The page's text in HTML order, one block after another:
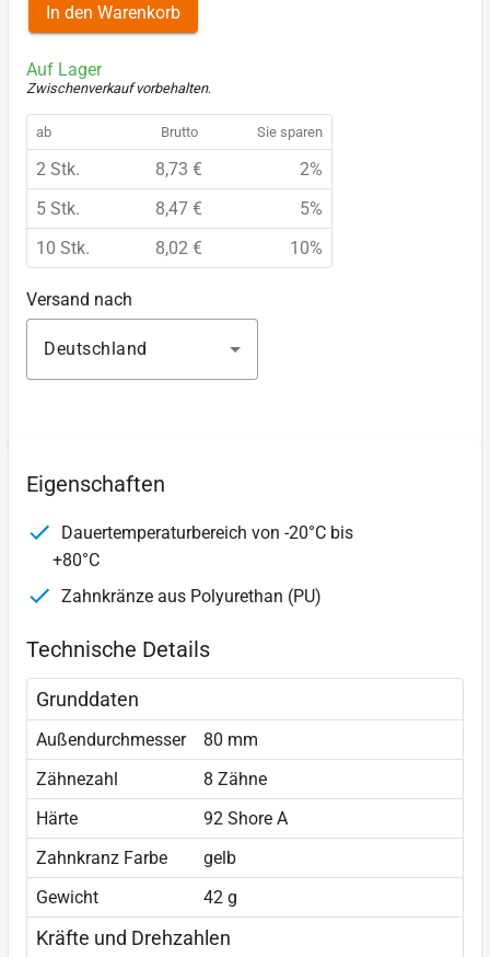
In den Warenkorb
Auf Lager
Zwischenverkauf vorbehalten.
ab Brutto Sie sparen
2 Stk. 8,73 €
2%
5 Stk.
8,47 €
5%
10 Stk.
8,02 € 10%
Versand nach
Deutschland
Eigenschaften
Dauertemperaturbereich von -20°C bis
+80°C
Zahnkränze aus Polyurethan (PU)
Technische Details
Grunddaten
Außendurchmesser
80 mm
Zähnezahl
8 Zähne
Härte
92 Shore A
Zahnkranz Farbe
gelb
Gewicht
42 g
Kräfte und Drehzahlen